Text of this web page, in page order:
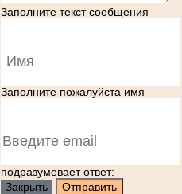
Заполните текст сообщения
Заполните пожалуйста имя
подразумевает ответ:
Закрыть
Отправить